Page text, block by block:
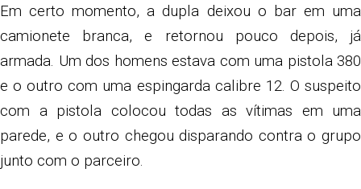
Em certo momento, a dupla deixou o bar em uma
camionete branca, e retornou pouco depois, já
armada. Um dos homens estava com uma pistola 380
e o outro com uma espingarda calibre 12. O suspeito
com a pistola colocou todas as vítimas em uma
parede, e o outro chegou disparando contra o grupo
junto com o parceiro.